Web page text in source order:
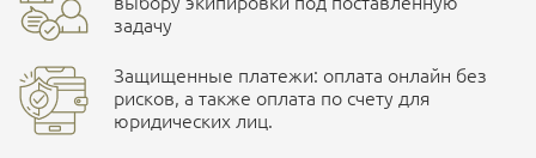
Наличные при самовывозе
задачу
Защищенные платежи: оплата онлайн без
рисков, а также оплата по счету для
юридических лиц.